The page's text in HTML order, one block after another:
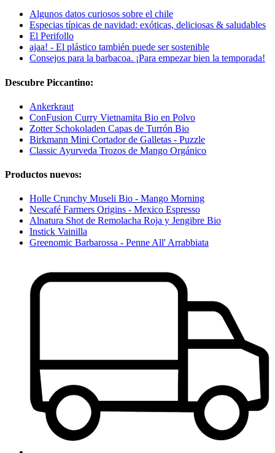
Algunos datos curiosos sobre el chile
Especias típicas de navidad: exóticas, deliciosas & saludables
El Perifollo
ajaa! - El plástico también puede ser sostenible
Consejos para la barbacoa. ¡Para empezar bien la temporada!
Descubre Piccantino:
Ankerkraut
ConFusion Curry Vietnamita Bio en Polvo
Zotter Schokoladen Capas de Turrón Bio
Birkmann Mini Cortador de Galletas - Puzzle
Classic Ayurveda Trozos de Mango Orgánico
Productos nuevos:
Holle Crunchy Museli Bio - Mango Morning
Nescafé Farmers Origins - Mexico Espresso
Alnatura Shot de Remolacha Roja y Jengibre Bio
Instick Vainilla
Greenomic Barbarossa - Penne All' Arrabbiata